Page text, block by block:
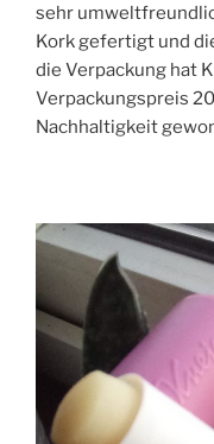
sehr
Kork gefertigt und
die Verpackung hat
Verpackungspreis
Nachhaltigkeit